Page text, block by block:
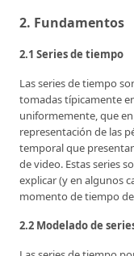
2. Fundamentos
2.1 Series de tiempo
Las series de tiempo
tomadas típicamente
uniformemente, que
representación de las
temporal que
de video. Estas series
explicar (y en algunos
momento de tiempo
2.2 Modelado de